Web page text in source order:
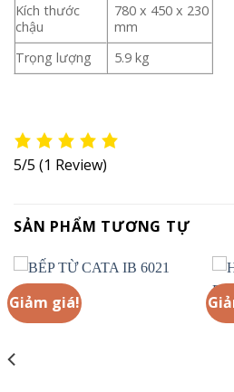
Kích thước
chậu
780 x 450 x 230
mm
Trọng lượng
5.9 kg
5/5 (1 Review)
SẢN PHẨM TƯƠNG TỰ
Giảm giá!